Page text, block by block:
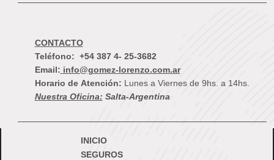
CONTACTO
Teléfono: +54 387 4- 25-3682
Email: info@gomez-lorenzo.com.ar
Horario de Atención: Lunes a Viernes de 9hs. a 14hs.
Nuestra Oficina: Salta-Argentina
INICIO
SEGUROS